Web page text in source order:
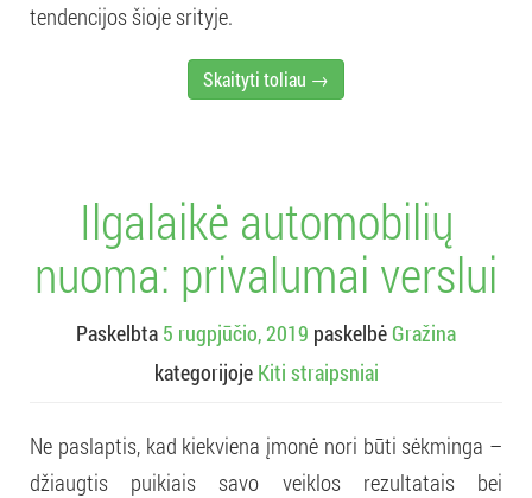
tendencijos šioje srityje.
Skaityti toliau →
Ilgalaikė automobilių
nuoma: privalumai verslui
Paskelbta 5 rugpjūčio, 2019 paskelbė Gražina
kategorijoje Kiti straipsniai
Ne paslaptis, kad kiekviena įmonė nori būti sėkminga –
džiaugtis puikiais savo veiklos rezultatais bei